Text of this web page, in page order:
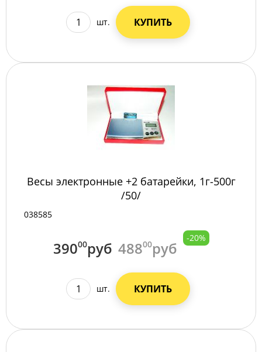
шт. КУПИТЬ
Весы электронные +2 батарейки, 1г-500г
/50/
038585
39000руб 48800руб
-20%
шт. КУПИТЬ